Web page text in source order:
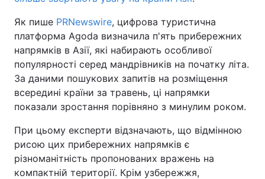
Як пише PRNewswire, цифрова туристична
платформа Agoda визначила п'ять прибережних
напрямків в Азії, які набирають особливої
популярності серед мандрівників на початку літа.
За даними пошукових запитів на розміщення
всередині країни за травень, ці напрямки
показали зростання порівняно з минулим роком.
При цьому експерти відзначають, що відмінною
рисою цих прибережних напрямків є
різноманітність пропонованих вражень на
компактній території. Крім узбережжя,